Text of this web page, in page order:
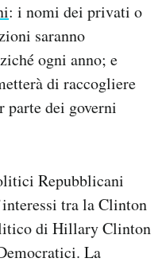
: i nomi dei privati o
saranno
ogni anno; e
di raccogliere
parte dei governi
Repubblicani
tra la Clinton
di Hillary Clinton
La